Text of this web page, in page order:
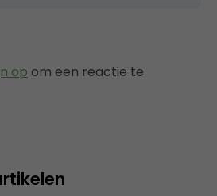
op om een reactie te